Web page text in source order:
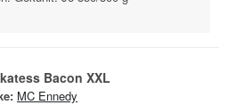
Bacon XXL
MC Ennedy